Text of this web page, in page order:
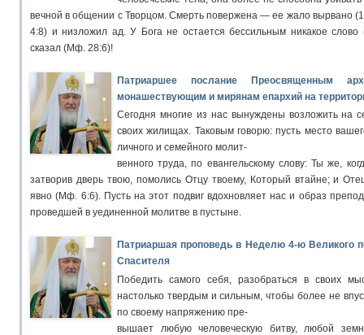
вечной в общении с Творцом. Смерть повержена — ее жало вырвано
4:8) и низложил ад. У Бога не остается бессильным никакое
сказал (Мф. 28:6)!
Патриаршее послание Преосвященным
монашествующим и мирянам епархий на
Сегодня многие из нас вынуждены возложить на
своих жилищах. Таковым говорю: пусть место
личного и семейного молит-
венного труда, по евангельскому слову: Ты же,
затворив дверь твою, помолись Отцу твоему, Который втайне; и
явно (Мф. 6:6). Пусть на этот подвиг вдохновляет нас и образ
проведшей в уединенной молитве в пустыне.
Патриаршая проповедь в Неделю 4-ю Великого
Спасителя
Победить самого себя, разобраться в своих
настолько твердым и сильным, чтобы более не
по своему напряжению пре-
вышает любую человеческую битву, любой